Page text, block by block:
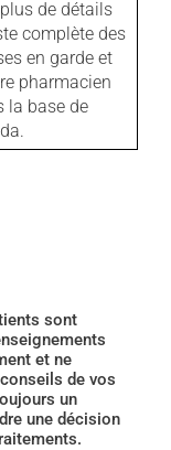
de détails
complète des
en garde et
pharmacien
la base de
sont
et ne
de vos
un
une décision